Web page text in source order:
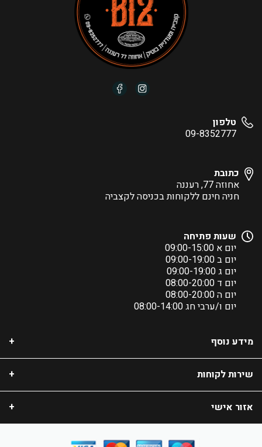
טלפון
09-8352777
כתובת
אחוזה 77, רעננה
חניה חינם ללקוחות בכניסה לקצביה
שעות פתיחה
יום א 09:00-15:00
יום ב 09:00-19:00
יום ג 09:00-19:00
יום ד 08:00-20:00
יום ה 08:00-20:00
יום ו/ערבי חג 08:00-14:00
מידע נוסף
שירות לקוחות
אזור אישי